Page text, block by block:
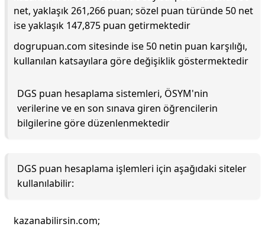
net, yaklaşık 261,266 puan; sözel puan türünde 50 net
ise yaklaşık 147,875 puan getirmektedir
dogrupuan.com sitesinde ise 50 netin puan karşılığı,
kullanılan katsayılara göre değişiklik göstermektedir
DGS puan hesaplama sistemleri, ÖSYM'nin
verilerine ve en son sınava giren öğrencilerin
bilgilerine göre düzenlenmektedir
DGS puan hesaplama işlemleri için aşağıdaki siteler
kullanılabilir:
kazanabilirsin.com;